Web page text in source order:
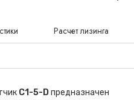
Расчет лизинга
C1-5-Dпредназначен